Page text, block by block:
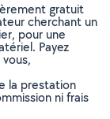
gratuit
cherchant un
pour une
Payez
la prestation
ni frais